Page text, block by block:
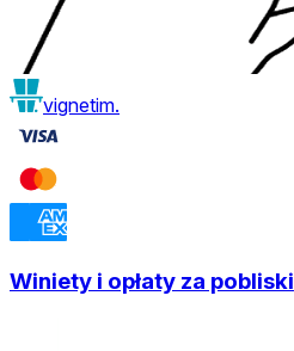
vignetim.
Winiety i opłaty za pobliski